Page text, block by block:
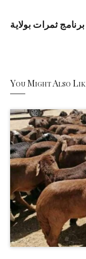
ثمرات بولاية
You Might Also